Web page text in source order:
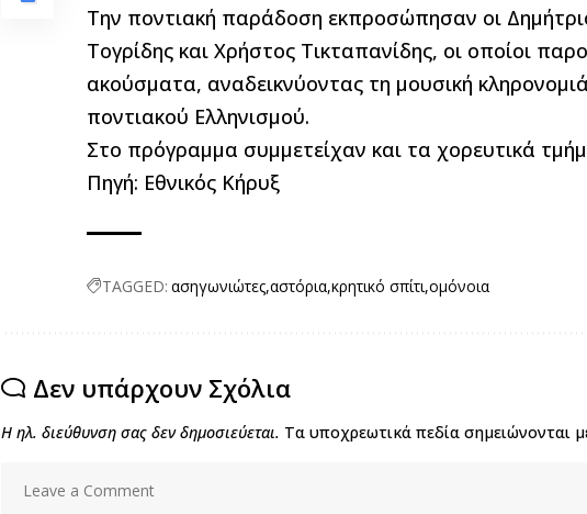
Την ποντιακή παράδοση εκπροσώπησαν οι
Τογρίδης και Χρήστος Τικταπανίδης, οι οποίοι
ακούσματα, αναδεικνύοντας τη μουσική
ποντιακού Ελληνισμού.
Στο πρόγραμμα συμμετείχαν και τα χορευτικά
Πηγή: Εθνικός Κήρυξ
TAGGED: ασηγωνιώτες αστόρια κρητικό σπίτι ομόνοια
Δεν υπάρχουν Σχόλια
Η ηλ. διεύθυνση σας δεν δημοσιεύεται. Τα υποχρεωτικά πεδία σημειώνονται